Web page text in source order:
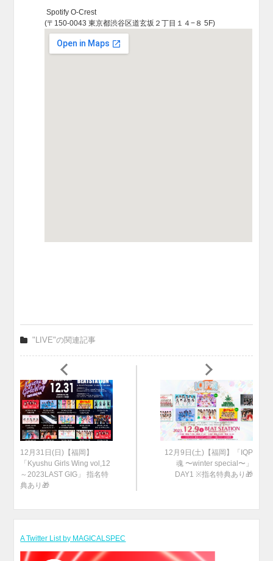
Spotify O-Crest
(〒150-0043 東京都渋谷区道玄坂２丁目１４−８ 5F)
"LIVE"の関連記事
12月31日(日)【福岡】
「Kyushu Girls Wing vol,12
～2023LAST GIG」 指名特
典あり🎁
12月9日(土)【福岡】「IQP
魂 〜winter special〜」
DAY1 ※指名特典あり🎁
A Twitter List by MAGICALSPEC